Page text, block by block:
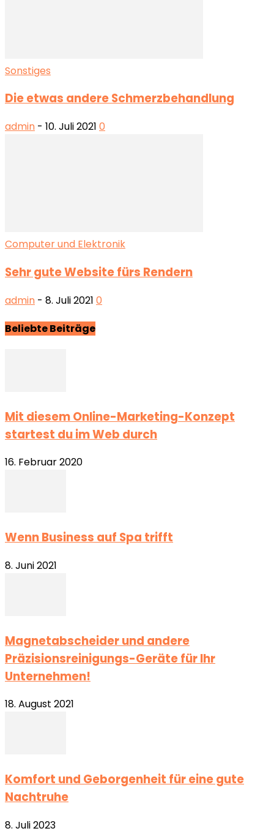
Sonstiges
Die etwas andere Schmerzbehandlung
admin - 10. Juli 2021 0
Computer und Elektronik
Sehr gute Website fürs Rendern
admin - 8. Juli 2021 0
Beliebte Beiträge
Mit diesem Online-Marketing-Konzept
startest du im Web durch
16. Februar 2020
Wenn Business auf Spa trifft
8. Juni 2021
Magnetabscheider und andere
Präzisionsreinigungs-Geräte für Ihr
Unternehmen!
18. August 2021
Komfort und Geborgenheit für eine gute
Nachtruhe
8. Juli 2023